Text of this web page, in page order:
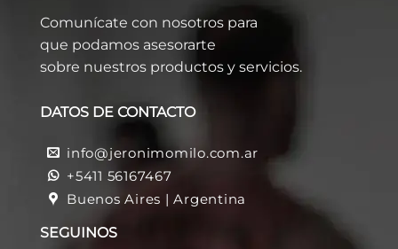
Comunícate con nosotros para
que podamos asesorarte
sobre nuestros productos y servicios.
DATOS DE CONTACTO
info@jeronimomilo.com.ar
+5411 56167467
Buenos Aires | Argentina
SEGUINOS